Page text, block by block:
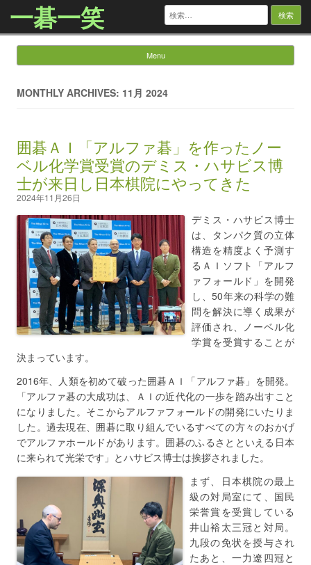
一碁一笑 検
索:
Menu
MONTHLY ARCHIVES: 11月 2024
囲碁ＡＩ「アルファ碁」を作ったノー
ベル化学賞受賞のデミス・ハサビス博
士が来日し日本棋院にやってきた
2024年11月26日
デミス・ハサビス博士
は、タンパク質の立体
構造を精度よく予測す
るＡＩソフト「アルフ
ァフォールド」を開発
し、50年来の科学の難
問を解決に導く成果が
評価され、ノーベル化
学賞を受賞することが
決まっています。
2016年、人類を初めて破った囲碁ＡＩ「アルファ碁」を開発。
「アルファ碁の大成功は、ＡＩの近代化の一歩を踏み出すこと
になりました。そこからアルファフォールドの開発にいたりま
した。過去現在、囲碁に取り組んでいるすべての方々のおかげ
でアルファホールドがあります。囲碁のふるさとといえる日本
に来られて光栄です」とハサビス博士は挨拶されました。
まず、日本棋院の最上
級の対局室にて、国民
栄誉賞を受賞している
井山裕太三冠と対局。
九段の免状を授与され
たあと、一力遼四冠と